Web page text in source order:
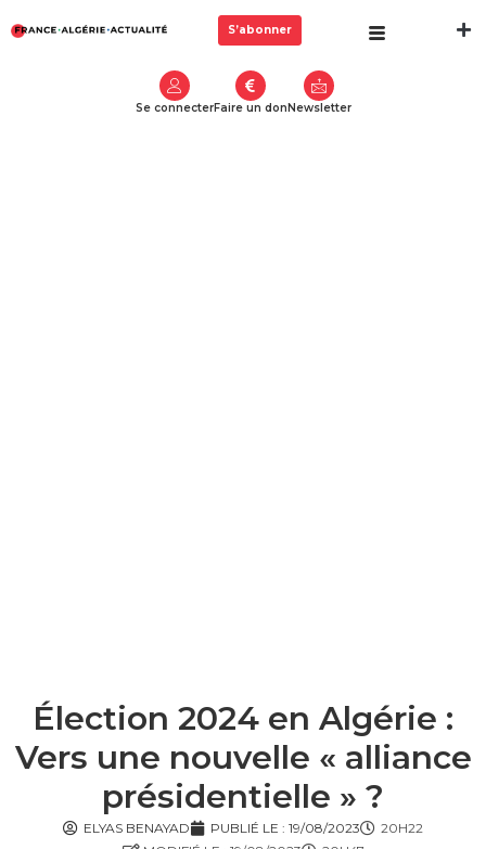
S’abonner
Se connecterFaire un donNewsletter
Élection 2024 en Algérie :
Vers une nouvelle « alliance
présidentielle » ?
ELYAS BENAYAD PUBLIÉ LE : 19/08/2023
20H22